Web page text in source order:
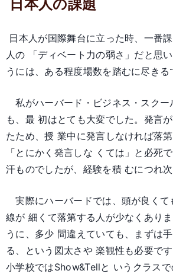
日本人の課題
日本人が国際舞台に立った時、一番
人の 「ディベート力の弱さ」だと思
うには、ある程度場数を踏むに尽きる
私がハーバード・ビジネス・スクー
も、最 初はとても大変でした。発言
たため、授 業中に発言しなければ落第
「とにかく発言しな くては」と必死
汗ものでしたが、経験を積 むにつれ次
実際にハーバードでは、頭が良くて
線が 細くて落第する人が少なくあり
うに、多少 間違えていても、まずは
る、という図太さや 楽観性も必要で
小学校ではShow&Tellと いうクラス